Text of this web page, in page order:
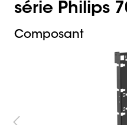
Produits
série Philips
Composant